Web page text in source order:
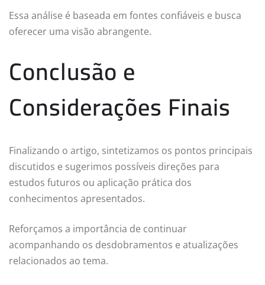
Essa análise é baseada em fontes confiáveis e busca
oferecer uma visão abrangente.
Conclusão e
Considerações Finais
Finalizando o artigo, sintetizamos os pontos principais
discutidos e sugerimos possíveis direções para
estudos futuros ou aplicação prática dos
conhecimentos apresentados.
Reforçamos a importância de continuar
acompanhando os desdobramentos e atualizações
relacionados ao tema.